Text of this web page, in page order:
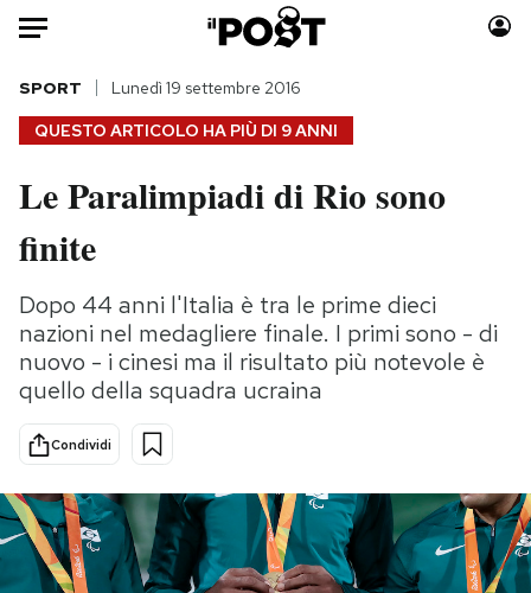
Auto
HOME
Italia
Politica
Tecnologia
Internet
Scienza
Cultura
Economia
Moda
Storie/Idee
Ok Boomer!
Media
Europa
PODCAST
QUESTO ARTICOLO HA PIÙ DI 9 ANNI
SPORT Lunedì 19 settembre 2016
Le Paralimpiadi di Rio sono
finite
Dopo 44 anni l'Italia è tra le prime dieci
nazioni nel medagliere finale. I primi sono - di
nuovo - i cinesi ma il risultato più notevole è
quello della squadra ucraina
Condividi